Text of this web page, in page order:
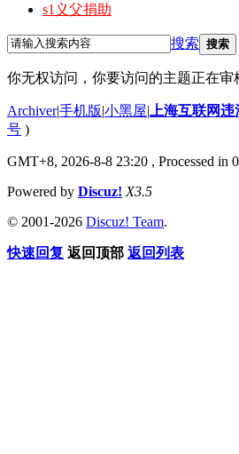
s1义父捐助
搜索 搜索
你无权访问，你要访问的主题正在审
Archiver|手机版|小黑屋| 上海互联网
号 )
GMT+8, 2026-8-8 23:20 , Processed in
Powered by Discuz! X3.5
© 2001-2026 Discuz! Team.
快速回复 返回顶部 返回列表